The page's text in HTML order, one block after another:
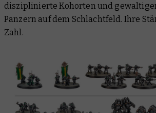
disziplinierte Kohorten und
Panzern auf dem Schlachtfeld. Ihre
Zahl.